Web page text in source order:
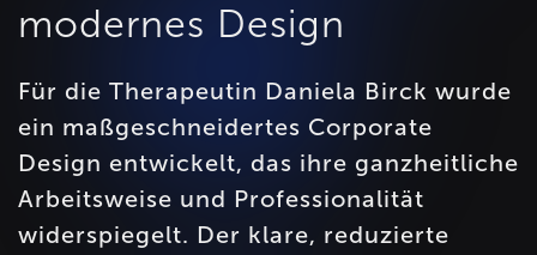
modernes Design
Für die Therapeutin Daniela Birck wurde
ein maßgeschneidertes Corporate
Design entwickelt, das ihre ganzheitliche
Arbeitsweise und Professionalität
widerspiegelt. Der klare, reduzierte